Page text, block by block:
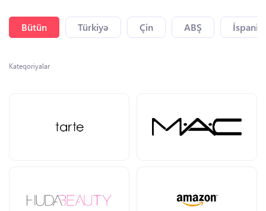
Bütün Türkiyə Çin ABŞ
Kateqoriyalar